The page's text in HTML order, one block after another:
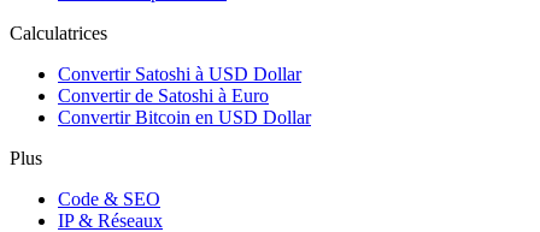
Calculatrices
Convertir Satoshi à USD Dollar
Convertir de Satoshi à Euro
Convertir Bitcoin en USD Dollar
Plus
Code & SEO
IP & Réseaux